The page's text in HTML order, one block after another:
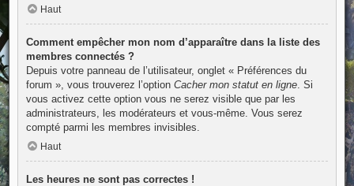
Haut
Comment empêcher mon nom d’apparaître dans la liste des
membres connectés ?
Depuis votre panneau de l’utilisateur, onglet « Préférences du
forum », vous trouverez l’option Cacher mon statut en ligne. Si
vous activez cette option vous ne serez visible que par les
administrateurs, les modérateurs et vous-même. Vous serez
compté parmi les membres invisibles.
Haut
Les heures ne sont pas correctes !